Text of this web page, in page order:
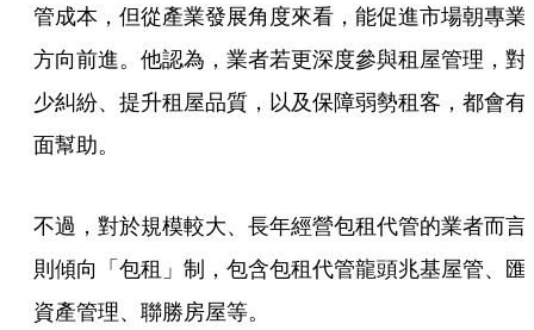
管成本，但從產業發展角度來看，能促進市場朝專業
方向前進。他認為，業者若更深度參與租屋管理，對
少糾紛、提升租屋品質，以及保障弱勢租客，都會有
面幫助。
不過，對於規模較大、長年經營包租代管的業者而言
則傾向「包租」制，包含包租代管龍頭兆基屋管、匯
資產管理、聯勝房屋等。